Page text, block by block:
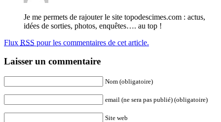
Je me permets de rajouter le site topodescimes.com : actus,
idées de sorties, photos, enquêtes…. au top !
Flux RSS pour les commentaires de cet article.
Laisser un commentaire
Nom (obligatoire)
email (ne sera pas publié) (obligatoire)
Site web